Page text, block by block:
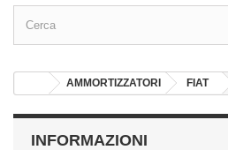
AMMORTIZZATORI FIAT
INFORMAZIONI